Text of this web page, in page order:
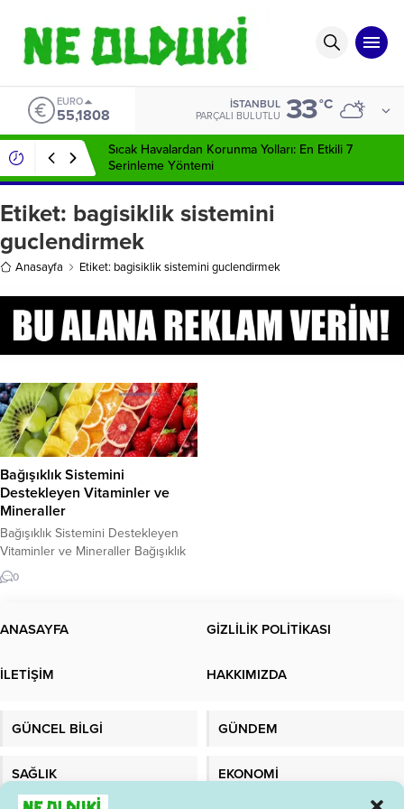
EURO
55,1808
İSTANBUL
PARÇALI BULUTLU 33°C
Sıcak Havalardan Korunma Yolları: En Etkili 7
Serinleme Yöntemi
Etiket: bagisiklik sistemini
guclendirmek
Anasayfa Etiket: bagisiklik sistemini guclendirmek
Bağışıklık Sistemini
Destekleyen Vitaminler ve
Mineraller
Bağışıklık Sistemini Destekleyen
Vitaminler ve Mineraller Bağışıklık
sistemi, vücudun enfeksiyonlarla
mücadele etmesinde önemli bir rol
sistemi sağlıklı bir şekilde çalıştığı
bağışıklık sistemi için, doğru
vitaminler ve mineraller hakkında
0
ANASAYFA GİZLİLİK POLİTİKASI
İLETİŞİM HAKKIMIZDA
GÜNCEL BİLGİ GÜNDEM
SAĞLIK EKONOMİ